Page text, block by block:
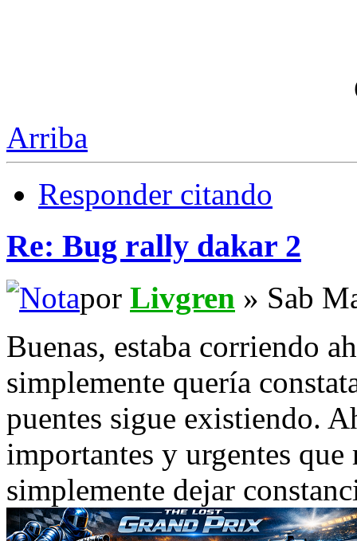
Arriba
Responder citando
Re: Bug rally dakar 2
por Livgren » Sab
Buenas, estaba corriendo
simplemente quería
puentes sigue existiendo.
importantes y urgentes
simplemente dejar